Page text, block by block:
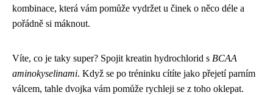
kombinace, která vám pomůže vydržet u činek o něco déle a
pořádně si máknout.
Víte, co je taky super? Spojit kreatin hydrochlorid s BCAA
aminokyselinami. Když se po tréninku cítíte jako přejetí parním
válcem, tahle dvojka vám pomůže rychleji se z toho oklepat.